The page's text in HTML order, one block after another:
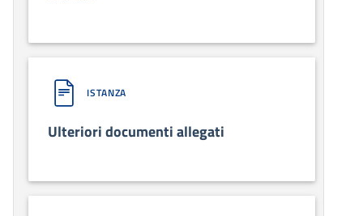
ISTANZA
Ulteriori documenti allegati